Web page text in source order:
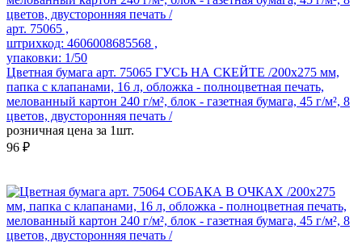
арт. 75065 ,
штрихкод: 4606008685568 ,
упаковки: 1/50
Цветная бумага арт. 75065 ГУСЬ НА СКЕЙТЕ /200x275 мм,
папка с клапанами, 16 л, обложка - полноцветная печать,
мелованный картон 240 г/м², блок - газетная бумага, 45 г/м², 8
цветов, двусторонняя печать /
розничная цена за 1шт.
96 ₽